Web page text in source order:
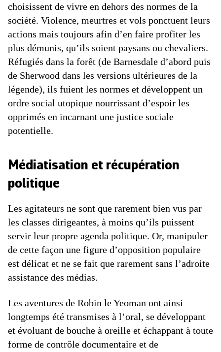
choisissent de vivre en dehors des normes de la
société. Violence, meurtres et vols ponctuent leurs
actions mais toujours afin d’en faire profiter les
plus démunis, qu’ils soient paysans ou chevaliers.
Réfugiés dans la forêt (de Barnesdale d’abord puis
de Sherwood dans les versions ultérieures de la
légende), ils fuient les normes et développent un
ordre social utopique nourrissant d’espoir les
opprimés en incarnant une justice sociale
potentielle.
Médiatisation et récupération
politique
Les agitateurs ne sont que rarement bien vus par
les classes dirigeantes, à moins qu’ils puissent
servir leur propre agenda politique. Or, manipuler
de cette façon une figure d’opposition populaire
est délicat et ne se fait que rarement sans l’adroite
assistance des médias.
Les aventures de Robin le Yeoman ont ainsi
longtemps été transmises à l’oral, se développant
et évoluant de bouche à oreille et échappant à toute
forme de contrôle documentaire et de